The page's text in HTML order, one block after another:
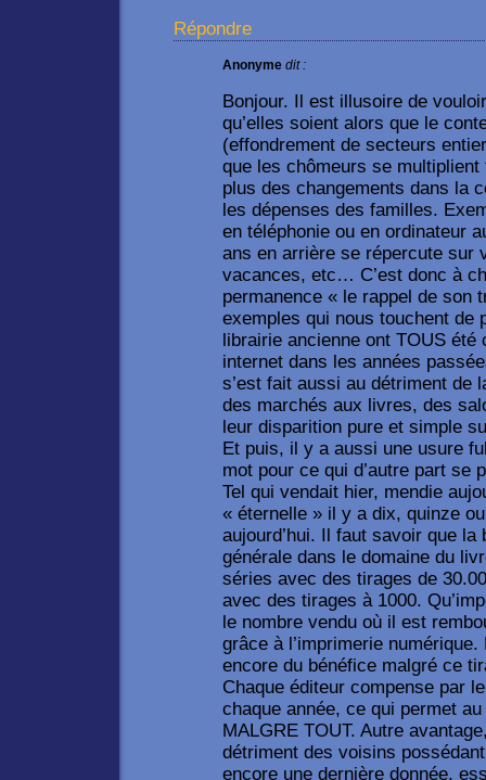
Répondre
Anonyme dit :
Bonjour. Il est illusoire de
qu’elles soient alors que le
(effondrement de secteurs
que les chômeurs se
plus des changements dans la
les dépenses des familles.
en téléphonie ou en ordinateur
ans en arrière se répercute sur
vacances, etc… C’est donc à
permanence « le rappel de son
exemples qui nous touchent de
librairie ancienne ont TOUS
internet dans les années
s’est fait aussi au détriment de
des marchés aux livres, des
leur disparition pure et simple
Et puis, il y a aussi une usure
mot pour ce qui d’autre part se
Tel qui vendait hier, mendie
« éternelle » il y a dix, quinze
aujourd’hui. Il faut savoir que
générale dans le domaine du
séries avec des tirages de
avec des tirages à 1000.
le nombre vendu où il est
grâce à l’imprimerie numérique.
encore du bénéfice malgré ce
Chaque éditeur compense par
chaque année, ce qui permet
MALGRE TOUT. Autre
détriment des voisins
encore une dernière donnée,